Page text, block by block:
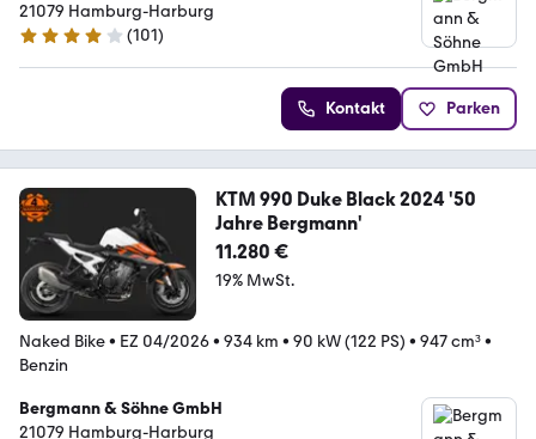
21079 Hamburg-Harburg
3.9 Sterne
(101)
Kontakt Parken
KTM 990 Duke Black 2024 '50
Jahre Bergmann'
11.280 €
19% MwSt.
Naked Bike• EZ 04/2026• 934 km • 90 kW (122 PS) • 947 cm³•
Benzin
Bergmann & Söhne GmbH
21079 Hamburg-Harburg